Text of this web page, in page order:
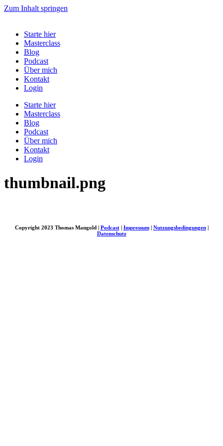
Zum Inhalt springen
Starte hier
Masterclass
Blog
Podcast
Über mich
Kontakt
Login
Starte hier
Masterclass
Blog
Podcast
Über mich
Kontakt
Login
thumbnail.png
Copyright 2023 Thomas Mangold | Podcast| Impressum| Nutzungsbedingungen|
Datenschutz